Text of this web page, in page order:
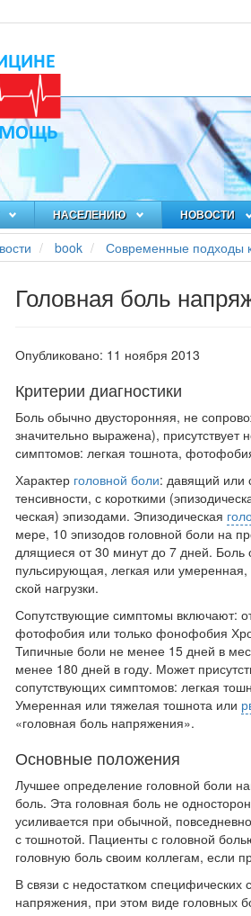
НАСЕЛЕНИЮ НОВОСТИ
book Современные подходы
Головная боль
Опубликовано: 11 ноября 2013
Критерии диагностики
Боль обычно двусторонняя, не
значительно выражена),
симптомов: легкая тошнота,
Характер головной боли: давящий или
тенсивности, с короткими
ческая) эпизодами. Эпизодическая
мере, 10 эпизодов голов­ной боли на
длящиеся от 30 минут до 7 дней. Боль
пульсирующая, легкая или
ской нагрузки.
Сопутствующие симптомы включают:
фотофобия или только фонофобия
Типичные боли не менее 15 дней в
менее 180 дней в году. Может
сопутствующих симпто­мов: легкая
Умеренная или тяжелая тошнота или
«головная боль напряжения».
Основные положения
Лучшее определение головной боли
боль. Эта головная боль не
усиливается при обыч­ной,
с тошнотой. Пациенты с головной
головную боль своим коллегам, если
В связи с недостатком
напряже­ния, при этом виде головных